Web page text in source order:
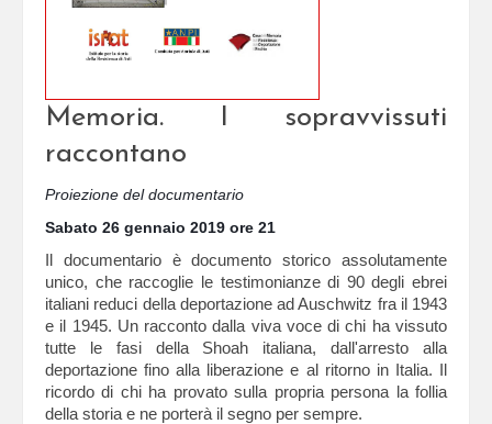
Memoria. I sopravvissuti
raccontano
Proiezione del documentario
Sabato 26 gennaio 2019 ore 21
Il documentario è documento storico assolutamente
unico, che raccoglie le testimonianze di 90 degli ebrei
italiani reduci della deportazione ad Auschwitz fra il 1943
e il 1945. Un racconto dalla viva voce di chi ha vissuto
tutte le fasi della Shoah italiana, dall'arresto alla
deportazione fino alla liberazione e al ritorno in Italia. Il
ricordo di chi ha provato sulla propria persona la follia
della storia e ne porterà il segno per sempre.